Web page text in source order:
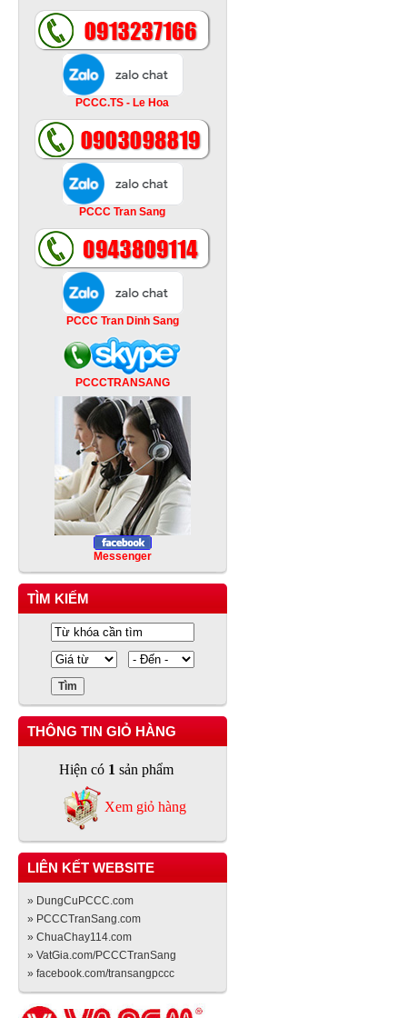
PCCC.TS - Le Hoa
PCCC Tran Sang
PCCC Tran Dinh Sang
PCCCTRANSANG
Messenger
TÌM KIẾM
THÔNG TIN GIỎ HÀNG
Hiện có 1 sản phẩm
Xem giỏ hàng
LIÊN KẾT WEBSITE
» DungCuPCCC.com
» PCCCTranSang.com
» ChuaChay114.com
» VatGia.com/PCCCTranSang
» facebook.com/transangpccc